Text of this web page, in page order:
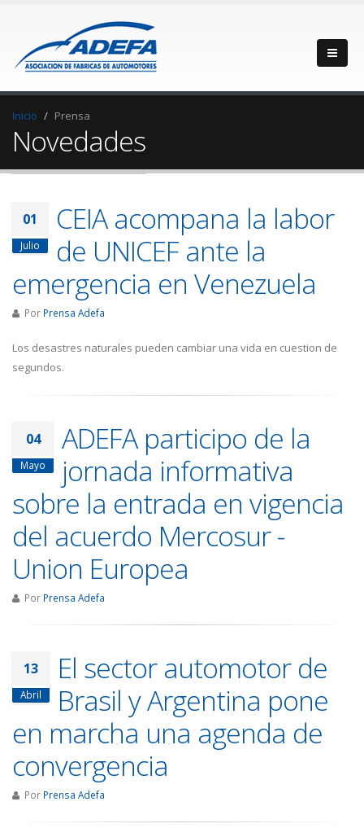
Inicio Prensa
Novedades
01
Julio
CEIA acompana la labor
de UNICEF ante la
emergencia en Venezuela
Por Prensa Adefa
Los desastres naturales pueden cambiar una vida en cuestion de
segundos.
04
Mayo
ADEFA participo de la
jornada informativa
sobre la entrada en vigencia
del acuerdo Mercosur -
Union Europea
Por Prensa Adefa
13
Abril
El sector automotor de
Brasil y Argentina pone
en marcha una agenda de
convergencia
Por Prensa Adefa